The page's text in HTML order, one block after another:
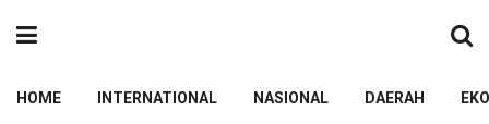
HOME INTERNATIONAL NASIONAL DAERAH